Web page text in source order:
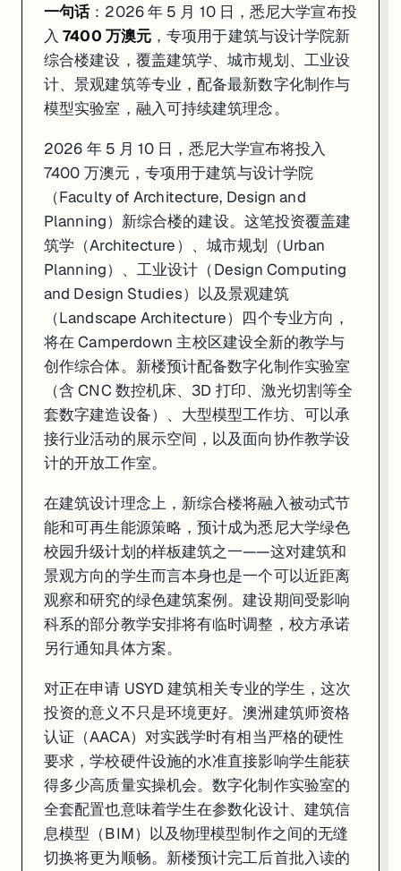
一句话：2026 年 5 月 10 日，悉尼大学宣布投
入7400 万澳元 ，专项用于建筑与设计学院新
综合楼建设，覆盖建筑学、城市规划、工业设
计、景观建筑等专业，配备最新数字化制作与
模型实验室，融入可持续建筑理念。
2026 年 5 月 10 日，悉尼大学宣布将投入
7400 万澳元，专项用于建筑与设计学院
（Faculty of Architecture, Design and
Planning）新综合楼的建设。这笔投资覆盖建
筑学（Architecture）、城市规划（Urban
Planning）、工业设计（Design Computing
and Design Studies）以及景观建筑
（Landscape Architecture）四个专业方向，
将在 Camperdown 主校区建设全新的教学与
创作综合体。新楼预计配备数字化制作实验室
（含 CNC 数控机床、3D 打印、激光切割等全
套数字建造设备）、大型模型工作坊、可以承
接行业活动的展示空间，以及面向协作教学设
计的开放工作室。
在建筑设计理念上，新综合楼将融入被动式节
能和可再生能源策略，预计成为悉尼大学绿色
校园升级计划的样板建筑之一——这对建筑和
景观方向的学生而言本身也是一个可以近距离
观察和研究的绿色建筑案例。建设期间受影响
科系的部分教学安排将有临时调整，校方承诺
另行通知具体方案。
对正在申请 USYD 建筑相关专业的学生，这次
投资的意义不只是环境更好。澳洲建筑师资格
认证（AACA）对实践学时有相当严格的硬性
要求，学校硬件设施的水准直接影响学生能获
得多少高质量实操机会。数字化制作实验室的
全套配置也意味着学生在参数化设计、建筑信
息模型（BIM）以及物理模型制作之间的无缝
切换将更为顺畅。新楼预计完工后首批入读的